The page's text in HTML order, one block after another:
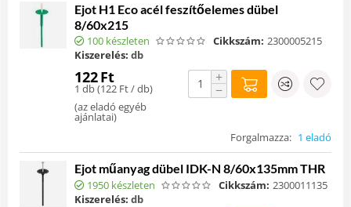
Ejot H1 Eco acél feszítőelemes dübel
8/60x215
100 készleten Cikkszám: 2300005215
Kiszerelés: db
122Ft
1 db (122 Ft/ db)
(az eladó egyéb
ajánlatai)
+
−
Forgalmazza: 1 eladó
Ejot műanyag dübel IDK-N 8/60x135mm THR
1950 készleten Cikkszám: 2300011135
Kiszerelés: db